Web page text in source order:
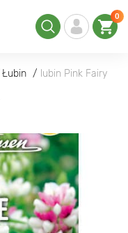
0
Łubin lubin Pink Fairy